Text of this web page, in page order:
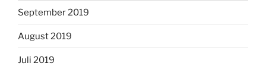
September 2019
August 2019
Juli 2019